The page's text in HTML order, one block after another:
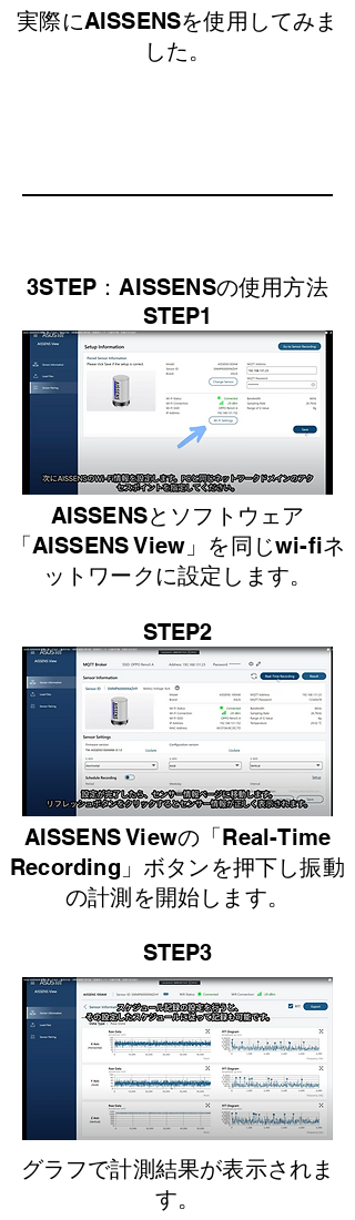
実際にAISSENSを使用してみま
した。
3STEP：AISSENSの使用方法
STEP1
AISSENSとソフトウェア
「AISSENS View」を同じwi-fiネ
ットワークに設定します。
​STEP2
AISSENS Viewの「Real-Time
Recording」ボタンを押下し振動
の計測を開始します。
​STEP3
グラフで計測結果が表示されま
す。